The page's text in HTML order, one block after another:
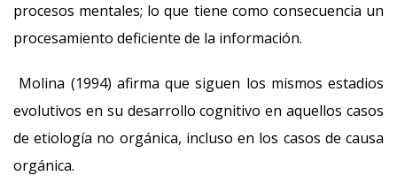
procesos mentales; lo que tiene como consecuencia un
procesamiento deficiente de la información.
Molina (1994) afirma que siguen los mismos estadios
evolutivos en su desarrollo cognitivo en aquellos casos
de etiología no orgánica, incluso en los casos de causa
orgánica.